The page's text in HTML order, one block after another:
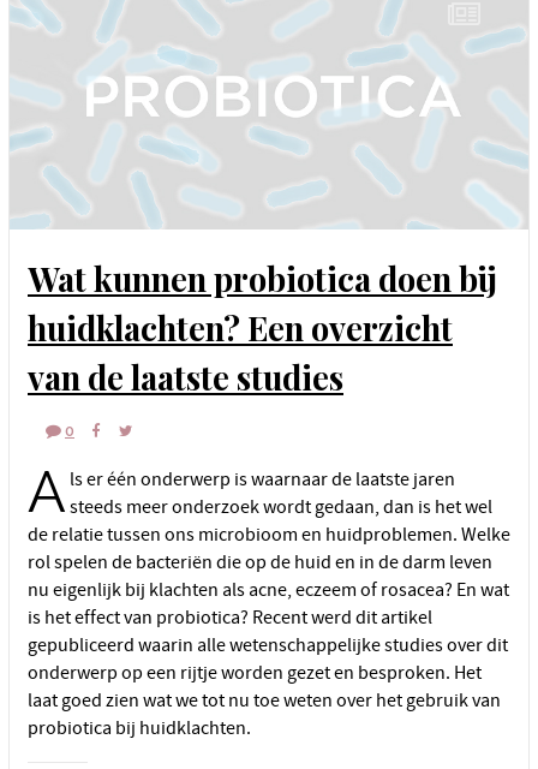
Wat kunnen probiotica doen bij
huidklachten? Een overzicht
van de laatste studies
0
A ls er één onderwerp is waarnaar de laatste jaren
steeds meer onderzoek wordt gedaan, dan is het wel
de relatie tussen ons microbioom en huidproblemen. Welke
rol spelen de bacteriën die op de huid en in de darm leven
nu eigenlijk bij klachten als acne, eczeem of rosacea? En wat
is het effect van probiotica? Recent werd dit artikel
gepubliceerd waarin alle wetenschappelijke studies over dit
onderwerp op een rijtje worden gezet en besproken. Het
laat goed zien wat we tot nu toe weten over het gebruik van
probiotica bij huidklachten.